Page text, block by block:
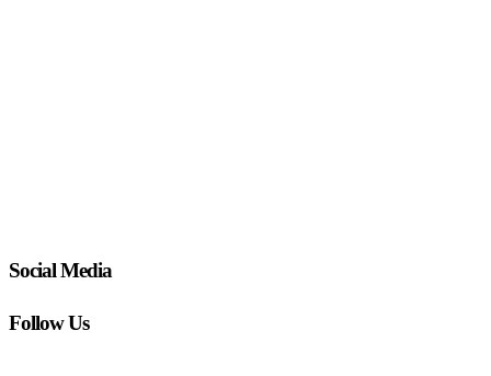
Social Media
Follow Us